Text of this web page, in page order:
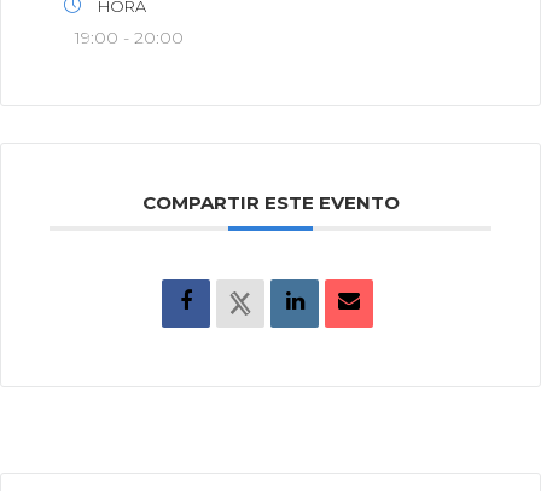
HORA
19:00 - 20:00
COMPARTIR ESTE EVENTO